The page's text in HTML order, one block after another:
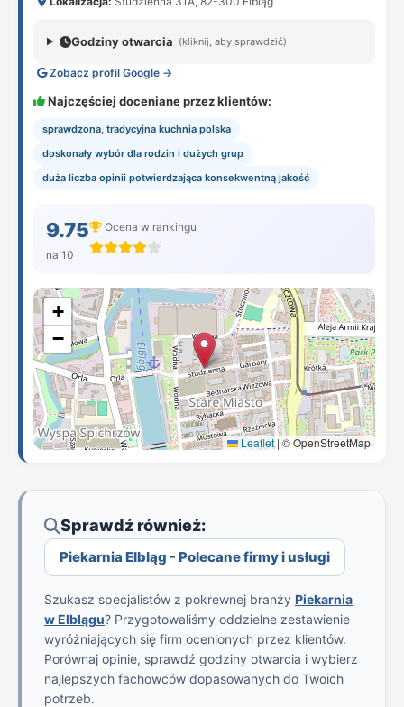
Godziny otwarcia (kliknij, aby sprawdzić)
Zobacz profil Google →
Najczęściej doceniane przez klientów:
sprawdzona, tradycyjna kuchnia polska
doskonały wybór dla rodzin i dużych grup
duża liczba opinii potwierdzająca konsekwentną jakość
9.75
na 10
Ocena w rankingu
+
−
Leaflet |© OpenStreetMap
Sprawdź również:
Piekarnia Elbląg - Polecane firmy i usługi
Szukasz specjalistów z pokrewnej branży Piekarnia
w Elblągu? Przygotowaliśmy oddzielne zestawienie
wyróżniających się firm ocenionych przez klientów.
Porównaj opinie, sprawdź godziny otwarcia i wybierz
najlepszych fachowców dopasowanych do Twoich
potrzeb.